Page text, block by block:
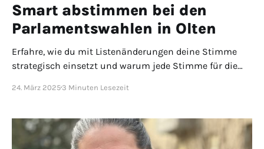
Smart abstimmen bei den
Parlamentswahlen in Olten
Erfahre, wie du mit Listenänderungen deine Stimme
strategisch einsetzt und warum jede Stimme für die
24. März 2025 3 Minuten Lesezeit